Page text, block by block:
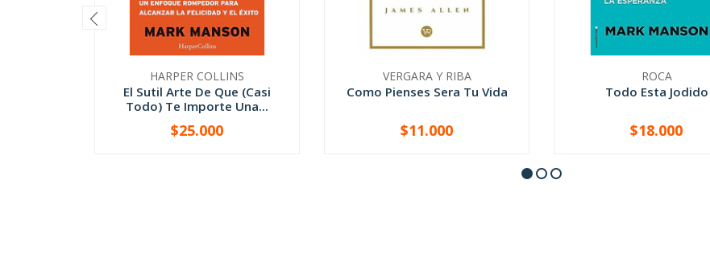
HARPER COLLINS
El Sutil Arte De Que (Casi
Todo) Te Importe Una...
+
$25.000
VERGARA Y RIBA
Como Pienses Sera Tu Vida
+
$11.000
ROCA
Todo Esta Jodido
+
$18.000